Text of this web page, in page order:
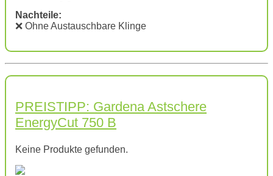
Nachteile:
❌ Ohne Austauschbare Klinge
PREISTIPP: Gardena Astschere
EnergyCut 750 B
Keine Produkte gefunden.